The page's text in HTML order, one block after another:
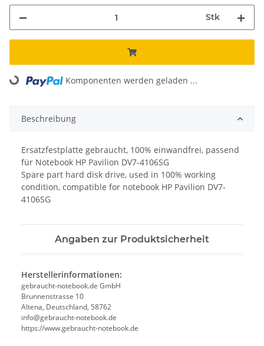
Stk
Loading... Komponenten werden geladen ...
Beschreibung
Ersatzfestplatte gebraucht, 100% einwandfrei, passend
für Notebook HP Pavilion DV7-4106SG
Spare part hard disk drive, used in 100% working
condition, compatible for notebook HP Pavilion DV7-
4106SG
Angaben zur Produktsicherheit
Herstellerinformationen:
gebraucht-notebook.de GmbH
Brunnenstrasse 10
Altena, Deutschland, 58762
info@gebraucht-notebook.de
https://www.gebraucht-notebook.de